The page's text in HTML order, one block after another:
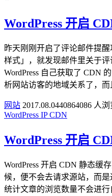
WordPress 开启
昨天刚刚开启了评论邮件提醒
样式」，就发现邮件里关于评
WordPress 自己获取了 CDN
析网站访客的地域关系了，而
网站 2017.08.0440864086 人浏
WordPress IPCDN
WordPress 开启
WordPress 开启 CDN 静态缓
候，便不会去请求源站，而
统计文章的浏览数量不会进